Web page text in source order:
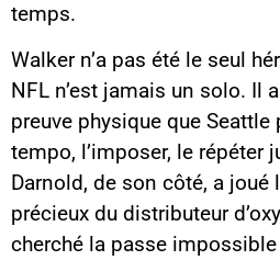
temps.
Walker n’a pas été le seul
NFL n’est jamais un solo. Il
preuve physique que
tempo, l’imposer, le répéter
Darnold, de son côté, a joué
précieux du distributeur
cherché la passe